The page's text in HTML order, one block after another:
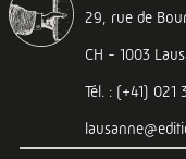
29, rue de
CH - 1003
Tél. : (+41) 021